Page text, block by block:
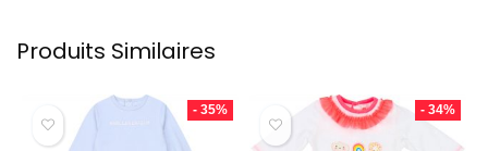
Produits Similaires
- 35% - 34%